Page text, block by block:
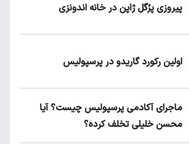
پیروزی پرُگل ژاپن در خانه اندونزی
اولین رکورد گاریدو در پرسپولیس
ماجرای آکادمی پرسپولیس چیست؟ آیا
محسن خلیلی تخلف کرده؟